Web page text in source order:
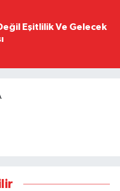
Eşitlilik Ve Gelecek